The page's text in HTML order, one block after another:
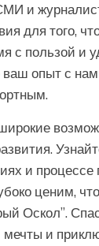
и
для того,
с пользой и
опыт с
и процессе
ценим,
Оскол”.
и